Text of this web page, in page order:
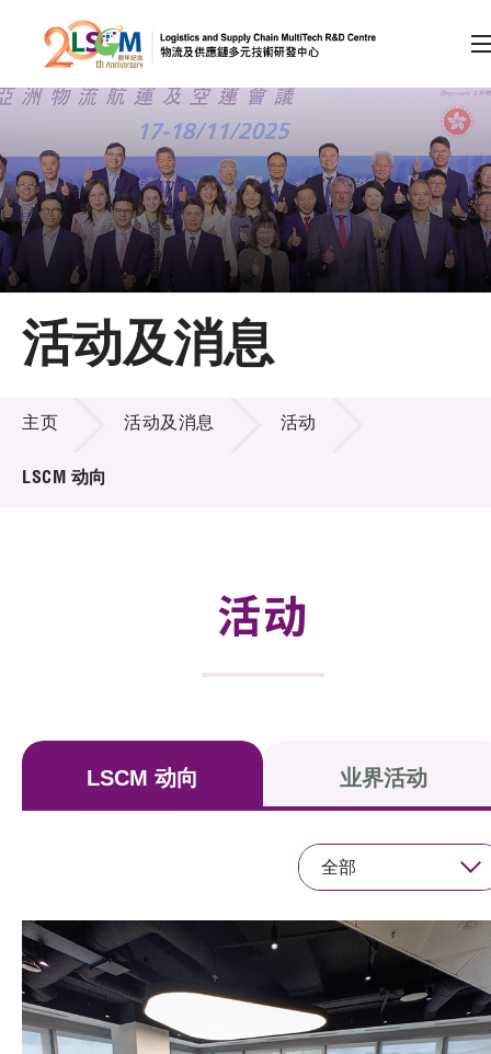
跳到内容（按回车键）
会员登录
A A EN 繁 简
主页
关于LSCM
技术商品化
项目及资助计划
资讯中心
科技分享
活动及消息
活动及消息
主页 活动及消息 活动
LSCM 动向
活动
LSCM 动向 业界活动
全部